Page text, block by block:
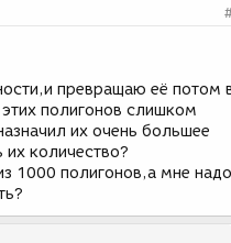
превращаю её потом
полигонов слишком
их очень большее
количество?
1000 полигонов,а мне надо